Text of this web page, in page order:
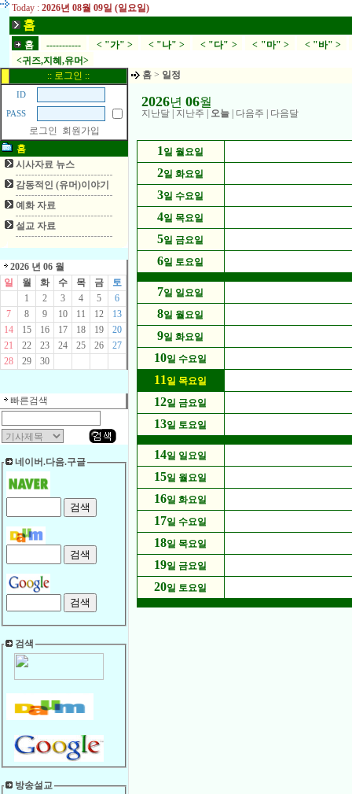
Today : 2026년 08월 09일 (일요일)
홈
홈 ----------- < "가" > < "나" > < "다" > < "마" > < "바" >
<귀즈,지혜,유머>
:: 로그인 ::
ID
PASS
로그인
회원가입
홈
시사자료 뉴스
감동적인 (유머)이야기
예화 자료
설교 자료
2026 년 06 월
일
월 화 수 목 금
토
1
2 3 4 5
6
7
8 9 10 11 12
13
14
15 16 17 18 19
20
21
22 23 24 25 26
27
28
29 30
빠른검색
네이버.다음.구글
검색
방송설교
홈 > 일정
2026년 06월
지난달 지난주 오늘 다음주 다음달
1 일 월요일
2일 화요일
3일 수요일
4일 목요일
5일 금요일
6일 토요일
7일 일요일
8일 월요일
9일 화요일
10일 수요일
11 일 목요일
12일 금요일
13일 토요일
14일 일요일
15일 월요일
16일 화요일
17일 수요일
18일 목요일
19일 금요일
20일 토요일